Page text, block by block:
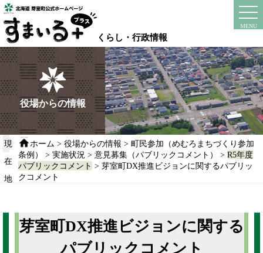
本
文
へ
移
動
る
くらし・行政情報
MENU
instagram
役場からの情報
現
在
地
ホーム >役場からの情報 >町民参加（めむろまちづくり参加
条例）
>実施状況 >意見募集（パブリックコメント） >R5年度
パブリックコメント > 芽室町DX推進ビジョンに関するパブリッ
クコメント
芽室町DX推進ビジョンに関する
パブリックコメント